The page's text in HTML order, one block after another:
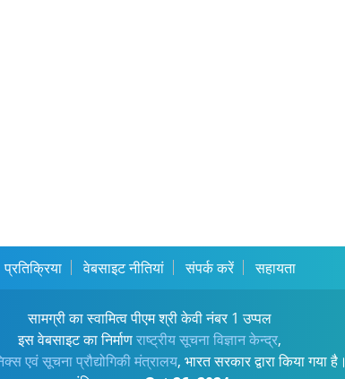
प्रतिक्रिया वेबसाइट नीतियां संपर्क करें सहायता
सामग्री का स्वामित्व पीएम श्री केवी नंबर 1 उप्पल
इस वेबसाइट का निर्माणराष्ट्रीय सूचना विज्ञान केन्द्र,
एवं सूचना प्रौद्योगिकी मंत्रालय, भारत सरकार द्वारा किया गया है।